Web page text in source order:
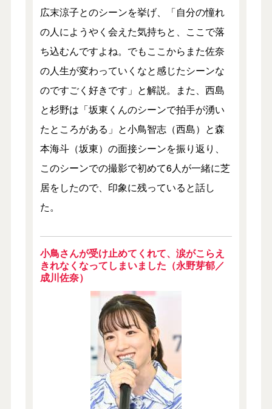
広末涼子とのシーンを挙げ、「自分の憧れ
の人にようやく会えた気持ちと、ここで落
ち込むんですよね。でもここからまた佐奈
の人生が変わっていくなと感じたシーンな
のですごく好きです」と解説。また、西島
と杉野は「坂東くんのシーンで拍手が湧い
たところがある」と小鳥智志（西島）と森
本海斗（坂東）の面接シーンを振り返り、
このシーンでの撮影で初めて6人が一緒に芝
居をしたので、印象に残っていると話し
た。
小鳥さんが受け止めてくれて、涙がこらえ
きれなくなってしまいました（永野芽郁／
成川佐奈）